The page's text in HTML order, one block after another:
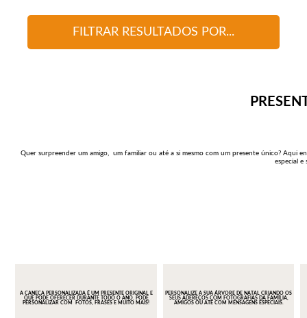
FILTRAR RESULTADOS POR...
Quer surpreender um amigo, um familiar ou até a si mesmo com um presente único? Aqui
especial e
A CANECA PERSONALIZADA É UM PRESENTE ORIGINAL E
QUE PODE OFERECER DURANTE TODO O ANO. PODE
PERSONALIZAR COM FOTOS, FRASES E MUITO MAIS!
PERSONALIZE A SUA ÁRVORE DE NATAL CRIANDO OS
SEUS ADEREÇOS COM FOTOGRAFIAS DA FAMÍLIA,
AMIGOS OU ATÉ COM MENSAGENS ESPECIAIS.